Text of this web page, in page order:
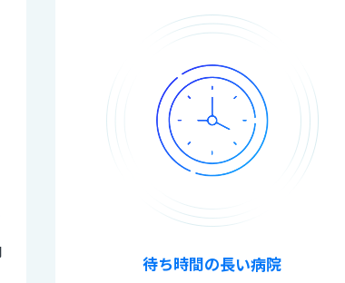
待ち時間の長い病院